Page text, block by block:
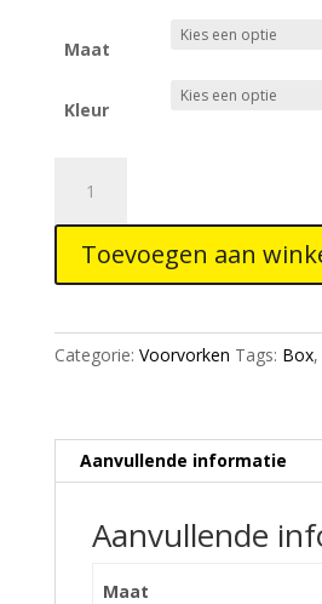
Maat
Kleur
X2
Carbon
1/8"
cromo
fork
black
Toevoegen aan
Categorie: Voorvorken Tags: Box,
Aanvullende informatie
Aanvullende
Maat